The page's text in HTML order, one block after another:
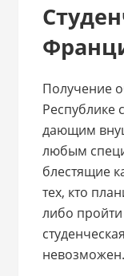
Получение
Республике
дающим
любым
блестящие
тех, кто
либо пройти
невозможен.